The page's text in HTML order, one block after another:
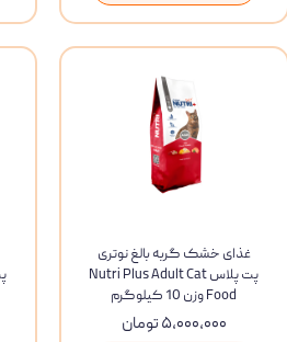
غذای خشک گربه بالغ نوتری
پت پلاس Nutri Plus Adult Cat
Food وزن 10 کیلوگرم
۵,۰۰۰,۰۰۰ تومان